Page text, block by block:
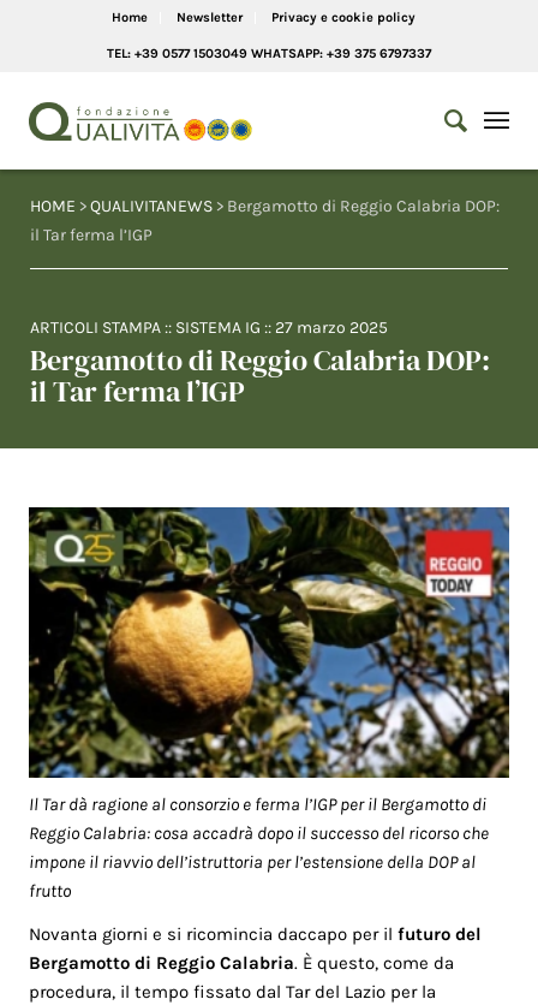
Home Newsletter Privacy e cookie policy
TEL: +39 0577 1503049 WHATSAPP: +39 375 6797337
HOME >QUALIVITANEWS > Bergamotto di Reggio Calabria DOP:
il Tar ferma l’IGP
ARTICOLI STAMPA :: SISTEMA IG :: 27 marzo 2025
Bergamotto di Reggio Calabria DOP:
il Tar ferma l’IGP
Il Tar dà ragione al consorzio e ferma l’IGP per il Bergamotto di
Reggio Calabria: cosa accadrà dopo il successo del ricorso che
impone il riavvio dell’istruttoria per l’estensione della DOP al
frutto
Novanta giorni e si ricomincia daccapo per ilfuturo del
Bergamotto di Reggio Calabria. È questo, come da
procedura, il tempo fissato dal Tar del Lazio per la